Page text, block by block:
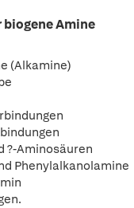
Amine
(Alkamine)
?-Aminosäuren
Phenylalkanolamine